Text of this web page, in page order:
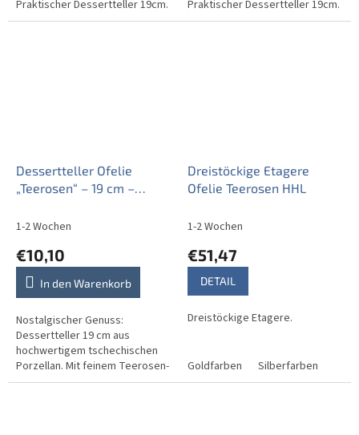
Praktischer Dessertteller 19cm. Praktischer Dessertteller 19cm.
Dessertteller Ofelie
„Teerosen“ – 19 cm –
Handgemalte Punkte
1-2 Wochen
€10,10
In den Warenkorb
Nostalgischer Genuss:
Dessertteller 19 cm aus
hochwertigem tschechischen
Porzellan. Mit feinem Teerosen-
Dekor, braunem Rand und in
Dreistöckige Etagere
Ofelie Teerosen HHL
1-2 Wochen
€51,47
DETAIL
Dreistöckige Etagere.
Goldfarben Silberfarben